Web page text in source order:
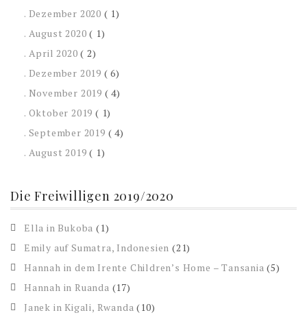
. Dezember 2020 ( 1)
. August 2020 ( 1)
. April 2020 ( 2)
. Dezember 2019 ( 6)
. November 2019 ( 4)
. Oktober 2019 ( 1)
. September 2019 ( 4)
. August 2019 ( 1)
Die Freiwilligen 2019/2020
Ella in Bukoba (1)
Emily auf Sumatra, Indonesien (21)
Hannah in dem Irente Children’s Home – Tansania (5)
Hannah in Ruanda (17)
Janek in Kigali, Rwanda (10)